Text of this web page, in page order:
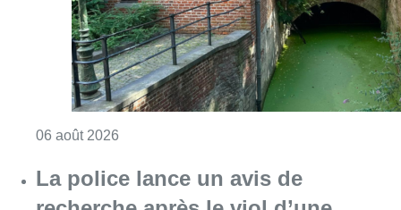
06 août 2026
La police lance un avis de